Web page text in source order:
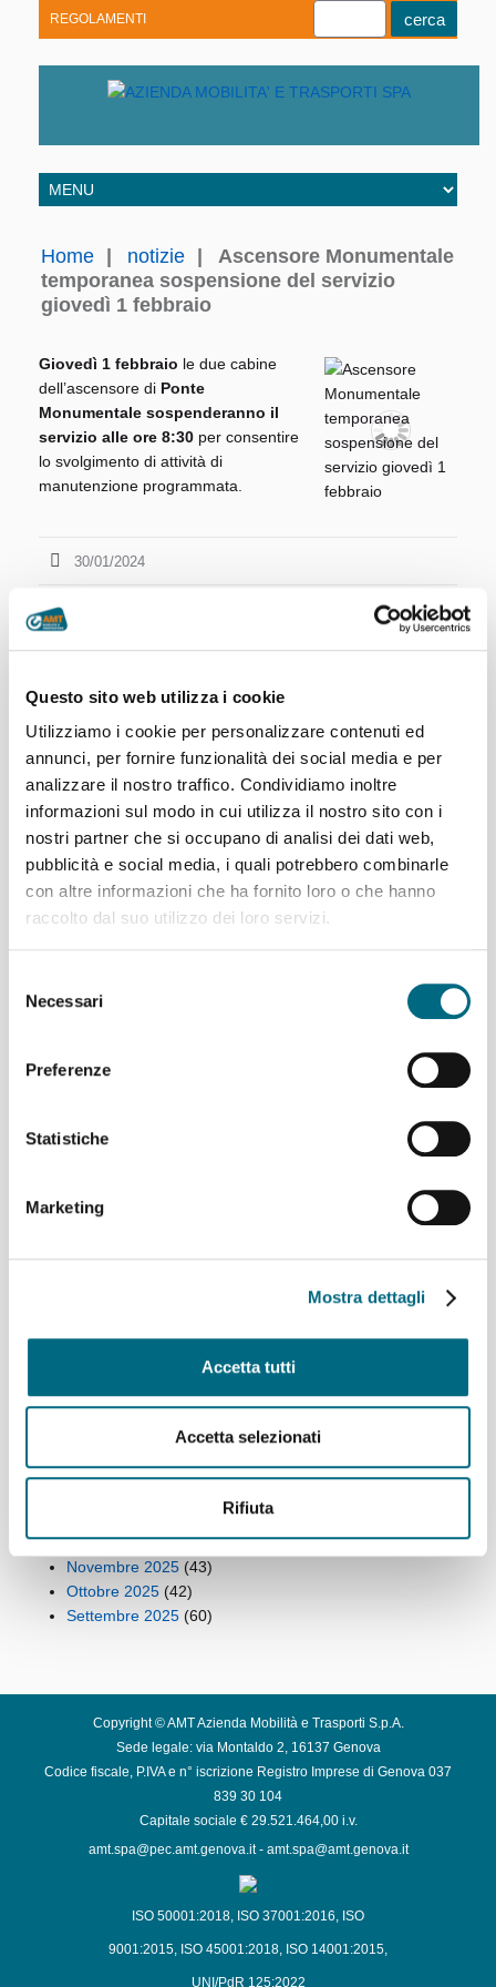
Questo sito web utilizza i cookie
Utilizziamo i cookie per personalizzare contenuti ed
annunci, per fornire funzionalità dei social media e per
analizzare il nostro traffico. Condividiamo inoltre
informazioni sul modo in cui utilizza il nostro sito con i
nostri partner che si occupano di analisi dei dati web,
pubblicità e social media, i quali potrebbero combinarle
con altre informazioni che ha fornito loro o che hanno
raccolto dal suo utilizzo dei loro servizi.
delNecessari
Preferenze
Statistiche
Marketing
Mostra dettagli
Accetta tutti
Accetta selezionati
Rifiuta
REGOLAMENTI
Home notizie
Ascensore Monumentale
temporanea sospensione del servizio
giovedì 1 febbraio
Giovedì 1 febbraio le due cabine
dell’ascensore di Ponte
Monumentale sospenderanno il
servizio alle ore 8:30 per consentire
lo svolgimento di attività di
manutenzione programmata.
30/01/2024
Linee AMT per l’incontro di calcio Genoa – Deportivo La
Linee 725, 726, 925, 926 e 927 – Variazioni ai percorsi
sabato 8 e domenica 9 agosto
Linea 825 – Da giovedì 6 agosto servizio regolare
Giugno 2026(46)
(43)
Marzo 2026(50)
Dicembre 2025(42)
Novembre 2025 (43)
Ottobre 2025 (42)
Settembre 2025 (60)
Copyright © AMT Azienda Mobilità e Trasporti S.p.A.
Sede legale: via Montaldo 2, 16137 Genova
Codice fiscale, P.IVA e n° iscrizione Registro Imprese di Genova 037
839 30 104
Capitale sociale € 29.521.464,00 i.v.
amt.spa@pec.amt.genova.it- amt.spa@amt.genova.it
ISO 50001:2018, ISO 37001:2016, ISO
9001:2015, ISO 45001:2018, ISO 14001:2015,
UNI/PdR 125:2022